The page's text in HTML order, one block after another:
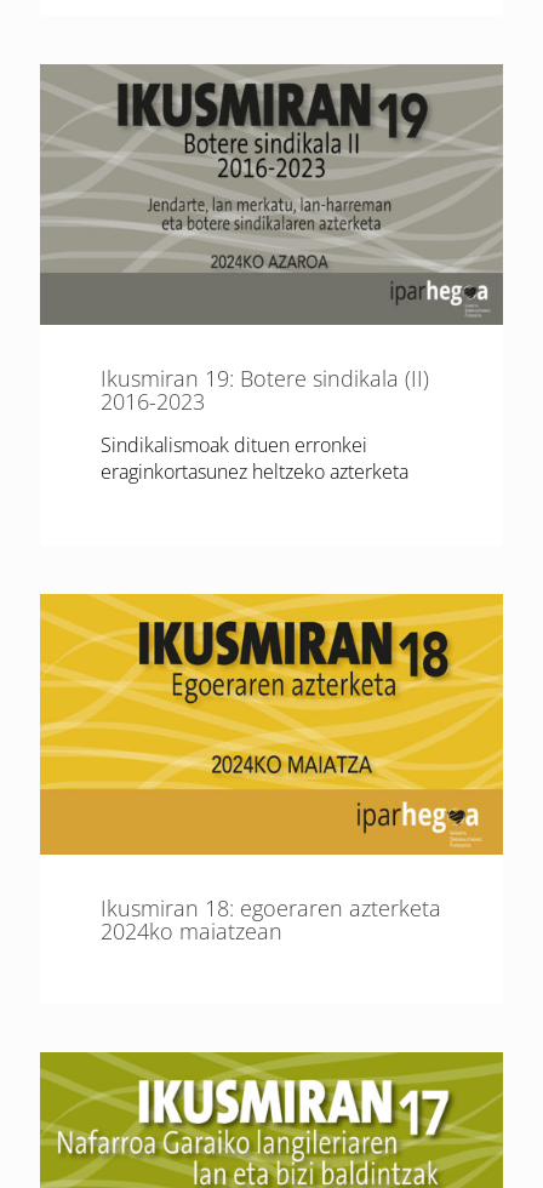
Ikusmiran 19: Botere sindikala (II)
2016-2023
Sindikalismoak dituen erronkei
eraginkortasunez heltzeko azterketa
Ikusmiran 18: egoeraren azterketa
2024ko maiatzean